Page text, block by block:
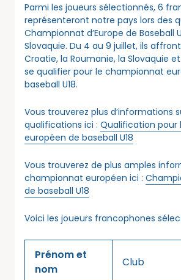
Parmi les joueurs sélectionnés, 6
représenteront notre pays lors des
Championnat d’Europe de Baseball
Slovaquie. Du 4 au 9 juillet, ils
Croatie, la Roumanie, la Slovaquie et
se qualifier pour le championnat
baseball U18.
Vous trouverez plus d’informations
qualifications ici : Qualification
européen de baseball U18
Vous trouverez de plus amples
championnat européen ici :
de baseball U18
Voici les joueurs francophones
Prénom et
nom
Club